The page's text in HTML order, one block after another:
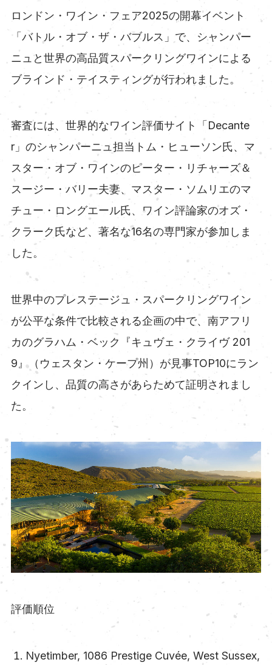
ロンドン・ワイン・フェア2025の開幕イベント
「バトル・オブ・ザ・バブルス」で、シャンパー
ニュと世界の高品質スパークリングワインによる
ブラインド・テイスティングが行われました。
審査には、世界的なワイン評価サイト「Decante
r」のシャンパーニュ担当トム・ヒューソン氏、マ
スター・オブ・ワインのピーター・リチャーズ＆
スージー・バリー夫妻、マスター・ソムリエのマ
チュー・ロングエール氏、ワイン評論家のオズ・
クラーク氏など、著名な16名の専門家が参加しま
した。
世界中のプレステージュ・スパークリングワイン
が公平な条件で比較される企画の中で、南アフリ
カのグラハム・ベック『キュヴェ・クライヴ 201
9』（ウェスタン・ケープ州）が見事TOP10にラン
クインし、品質の高さがあらためて証明されまし
た。
評価順位
Nyetimber, 1086 Prestige Cuvée, West Sussex,